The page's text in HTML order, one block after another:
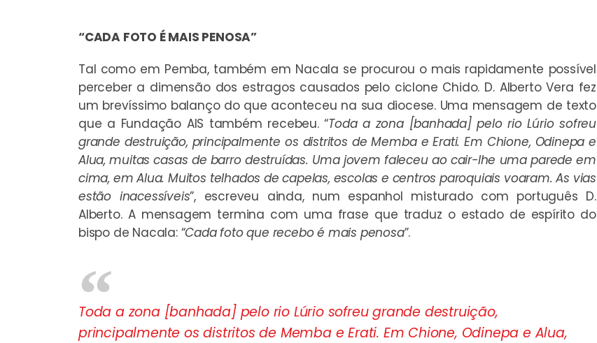
“CADA FOTO É MAIS PENOSA”
Tal como em Pemba, também em Nacala se procurou o mais rapidamente possível
perceber a dimensão dos estragos causados pelo ciclone Chido. D. Alberto Vera fez
um brevíssimo balanço do que aconteceu na sua diocese. Uma mensagem de texto
que a Fundação AIS também recebeu. “Toda a zona [banhada] pelo rio Lúrio sofreu
grande destruição, principalmente os distritos de Memba e Erati. Em Chione, Odinepa e
Alua, muitas casas de barro destruídas. Uma jovem faleceu ao cair-lhe uma parede em
cima, em Alua. Muitos telhados de capelas, escolas e centros paroquiais voaram. As vias
estão inacessíveis”, escreveu ainda, num espanhol misturado com português D.
Alberto. A mensagem termina com uma frase que traduz o estado de espírito do
bispo de Nacala: “Cada foto que recebo é mais penosa”.
Toda a zona [banhada] pelo rio Lúrio sofreu grande destruição,
principalmente os distritos de Memba e Erati. Em Chione, Odinepa e Alua,